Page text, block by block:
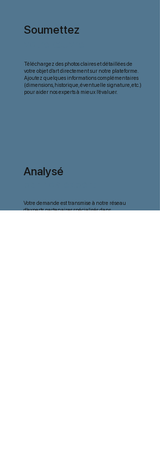
Soumettez
Téléchargez des photos claires et détaillées de
votre objet d’art directement sur notre plateforme.
Ajoutez quelques informations complémentaires
(dimensions, historique, éventuelle signature, etc.)
pour aider nos experts à mieux l’évaluer.
Analysé
Votre demande est transmise à notre réseau
d’experts partenaires spécialisés dans